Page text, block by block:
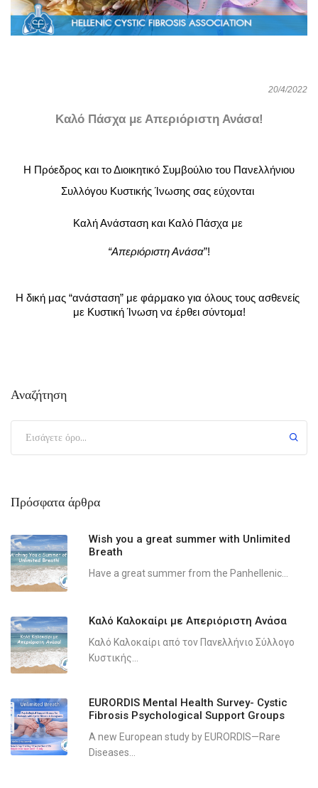
20/4/2022
Καλό Πάσχα με Απεριόριστη Ανάσα!
Η Πρόεδρος και το Διοικητικό Συμβούλιο του Πανελλήνιου
Συλλόγου Κυστικής Ίνωσης σας εύχονται
Καλή Ανάσταση και Καλό Πάσχα με
“Απεριόριστη Ανάσα”!
Η δική μας “ανάσταση” με φάρμακο για όλους τους ασθενείς
με Κυστική Ίνωση να έρθει σύντομα!
Αναζήτηση
Πρόσφατα άρθρα
Wish you a great summer with Unlimited
Breath
Have a great summer from the Panhellenic...
Καλό Καλοκαίρι με Απεριόριστη Ανάσα
Καλό Καλοκαίρι από τον Πανελλήνιο Σύλλογο
Κυστικής...
EURORDIS Mental Health Survey- Cystic
Fibrosis Psychological Support Groups
A new European study by EURORDIS—Rare
Diseases...